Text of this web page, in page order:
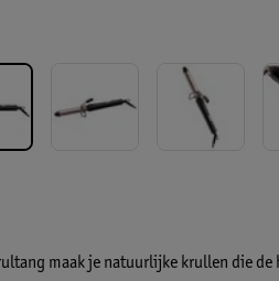
maak je natuurlijke krullen die